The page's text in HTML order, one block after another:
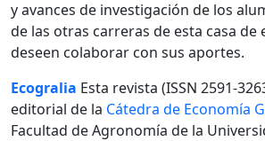
y avances de investigación de los
de las otras carreras de esta casa de
deseen colaborar con sus aportes.
Ecogralia Esta revista (ISSN 2591-
editorial de la Cátedra de Economía
Facultad de Agronomía de la